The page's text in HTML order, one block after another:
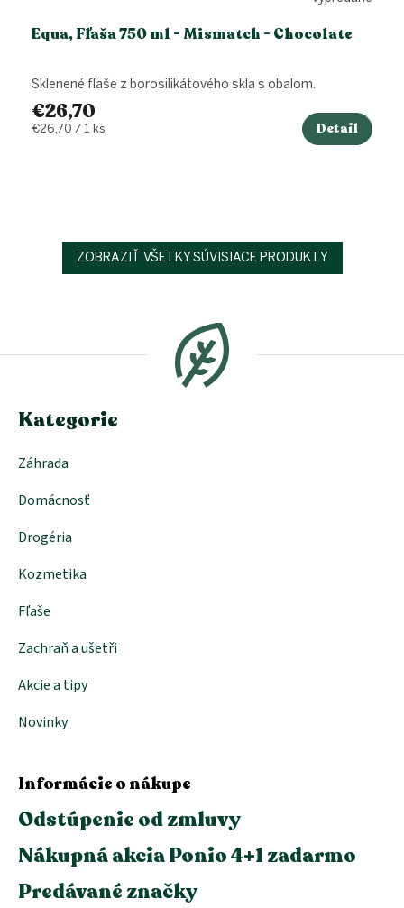
Equa, Fľaša 750 ml - Mismatch - Chocolate
€26,70
Jednotková
€26,70 / 1 ks Detail
Sklenené fľaše z borosilikátového skla s obalom.
ZOBRAZIŤ VŠETKY SÚVISIACE PRODUKTY
ä
Kategorie
Záhrada
Domácnosť
Drogéria
Kozmetika
Fľaše
Zachraň a ušetři
Akcie a tipy
Novinky
Informácie o nákupe
Odstúpenie od zmluvy
Nákupná akcia Ponio 4+1 zadarmo
Predávané značky